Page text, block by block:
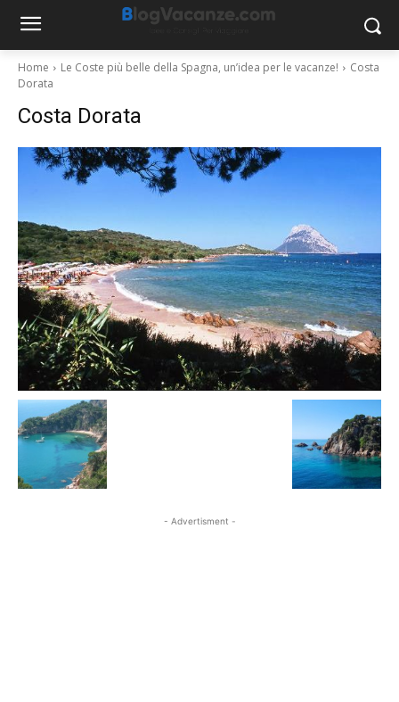
Home Le Coste più belle della Spagna, un’idea per le vacanze!
Costa
Dorata
Costa Dorata
- Advertisment -